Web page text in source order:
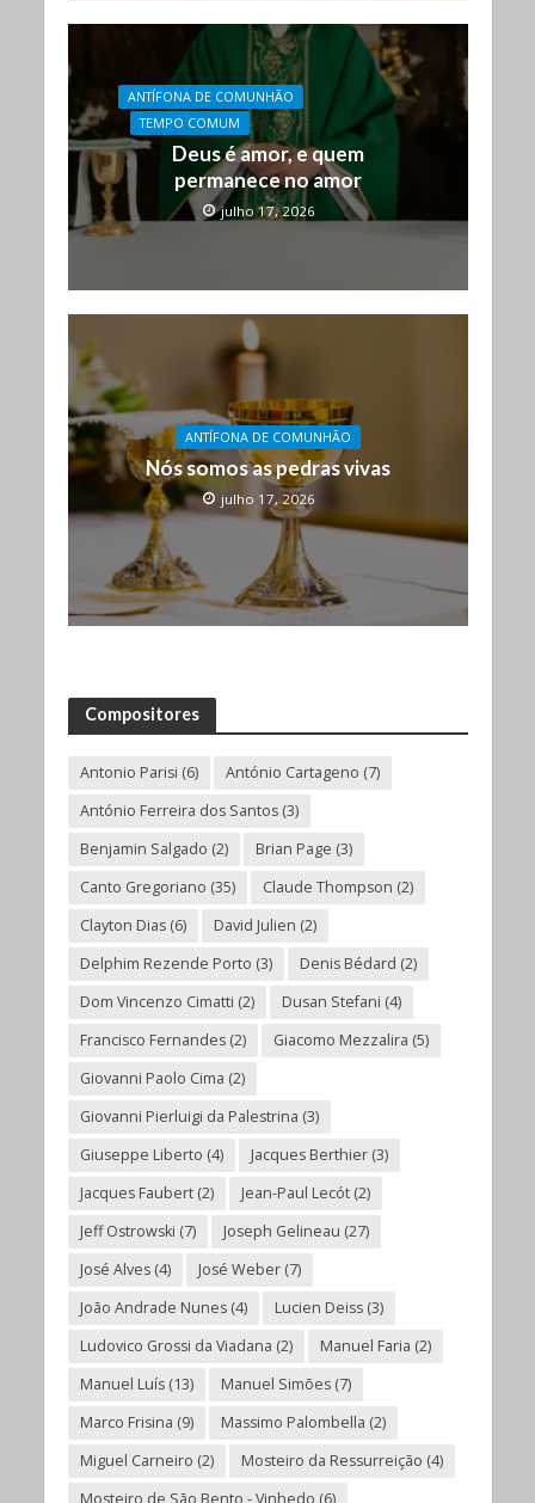
ANTÍFONA DE COMUNHÃO
TEMPO COMUM
Deus é amor, e quem
permanece no amor
julho 17, 2026
ANTÍFONA DE COMUNHÃO
Nós somos as pedras vivas
julho 17, 2026
Compositores
Antonio Parisi (6) António Cartageno (7)
António Ferreira dos Santos(3)
Benjamin Salgado (2) Brian Page (3)
Canto Gregoriano (35) Claude Thompson (2)
Clayton Dias(6) David Julien (2)
Delphim Rezende Porto (3) Denis Bédard (2)
Dom Vincenzo Cimatti (2) Dusan Stefani (4)
Francisco Fernandes(2) Giacomo Mezzalira (5)
Giovanni Paolo Cima (2)
Giovanni Pierluigi da Palestrina (3)
Giuseppe Liberto (4) Jacques Berthier(3)
Jacques Faubert(2) Jean-Paul Lecót(2)
Jeff Ostrowski (7) Joseph Gelineau (27)
José Alves(4) José Weber(7)
João Andrade Nunes(4) Lucien Deiss(3)
Ludovico Grossi da Viadana (2) Manuel Faria (2)
Manuel Luís(13) Manuel Simões(7)
Marco Frisina (9) Massimo Palombella (2)
Miguel Carneiro (2) Mosteiro da Ressurreição (4)